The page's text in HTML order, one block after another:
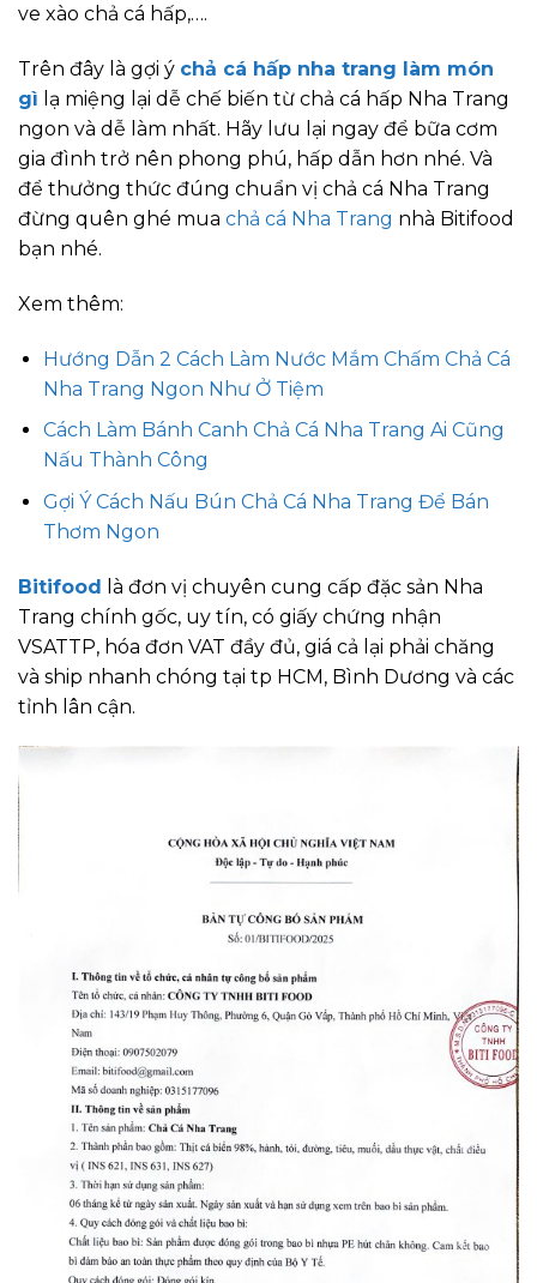
ve xào chả cá hấp,….
Trên đây là gợi ý chả cá hấp nha trang làm món
gì lạ miệng lại dễ chế biến từ chả cá hấp Nha Trang
ngon và dễ làm nhất. Hãy lưu lại ngay để bữa cơm
gia đình trở nên phong phú, hấp dẫn hơn nhé. Và
để thưởng thức đúng chuẩn vị chả cá Nha Trang
đừng quên ghé mua chả cá Nha Trang nhà Bitifood
bạn nhé.
Xem thêm:
Hướng Dẫn 2 Cách Làm Nước Mắm Chấm Chả Cá
Nha Trang Ngon Như Ở Tiệm
Cách Làm Bánh Canh Chả Cá Nha Trang Ai Cũng
Nấu Thành Công
Gợi Ý Cách Nấu Bún Chả Cá Nha Trang Để Bán
Thơm Ngon
Bitifood là đơn vị chuyên cung cấp đặc sản Nha
Trang chính gốc, uy tín, có giấy chứng nhận
VSATTP, hóa đơn VAT đầy đủ, giá cả lại phải chăng
và ship nhanh chóng tại tp HCM, Bình Dương và các
tỉnh lân cận.